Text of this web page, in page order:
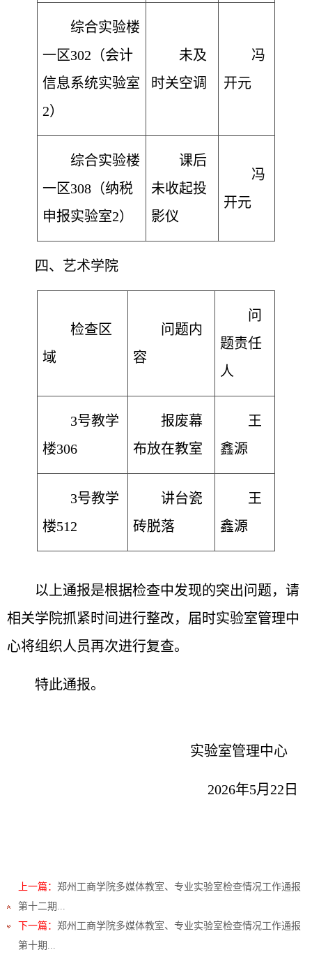
综合实验楼
一区302（会计
信息系统实验室
2）
未及
时关空调
冯
开元
综合实验楼
一区308（纳税
申报实验室2）
课后
未收起投
影仪
冯
开元
四、 艺术学院
检查区
域
问题内
容
问
题责任
人
3号教学
楼306
报废幕
布放在教室
王
鑫源
3号教学
楼512
讲台瓷
砖脱落
王
鑫源
以上通报是根据检查中发现的突出问题，请
相关学院抓紧时间进行整改，届时实验室管理中
心将组织人员再次进行复查。
特此通报。
实验室管理中心
2026年5月22日
上一篇： 郑州工商学院多媒体教室、专业实验室检查情况工作通报
第十二期...
下一篇： 郑州工商学院多媒体教室、专业实验室检查情况工作通报
第十期...